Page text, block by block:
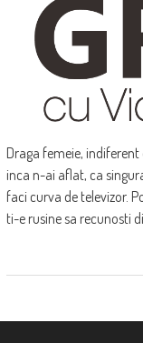
Draga femeie,
inca n-ai aflat, ca
faci curva de televizor.
ti-e rusine sa recunosti